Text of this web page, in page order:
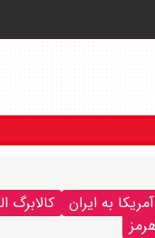
به ایران
کالابرگ